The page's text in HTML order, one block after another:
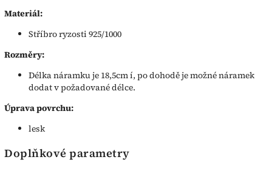
Materiál:
Stříbro ryzosti 925/1000
Rozměry:
Délka náramku je 18,5cm í, po dohodě je možné náramek
dodat v požadované délce.
Úprava povrchu:
lesk
Doplňkové parametry